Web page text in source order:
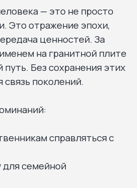
— это не просто
Это отражение эпохи,
ценностей. За
на гранитной плите
путь. Без сохранения этих
связь поколений.
справляться с
для семейной